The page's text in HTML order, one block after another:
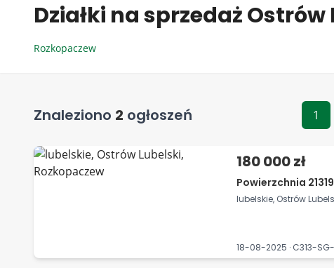
Działki na sprzedaż
Rozkopaczew
Znaleziono 2 ogłoszeń 1
180 000 zł
Powierzchnia
lubelskie, Ostrów
18-08-2025 · C313-